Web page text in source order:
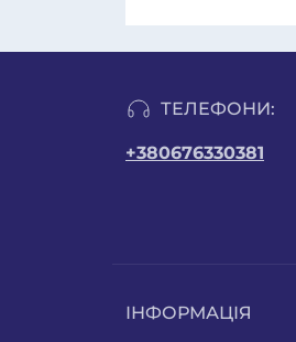
ТЕЛЕФОНИ:
+380676330381
ІНФОРМАЦІЯ